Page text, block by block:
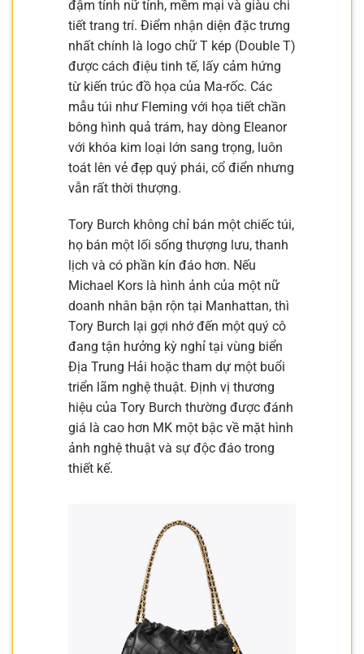
đậm tính nữ tính, mềm mại và giàu chi
tiết trang trí. Điểm nhận diện đặc trưng
nhất chính là logo chữ T kép (Double T)
được cách điệu tinh tế, lấy cảm hứng
từ kiến trúc đồ họa của Ma-rốc. Các
mẫu túi như Fleming với họa tiết chần
bông hình quả trám, hay dòng Eleanor
với khóa kim loại lớn sang trọng, luôn
toát lên vẻ đẹp quý phái, cổ điển nhưng
vẫn rất thời thượng.
Tory Burch không chỉ bán một chiếc túi,
họ bán một lối sống thượng lưu, thanh
lịch và có phần kín đáo hơn. Nếu
Michael Kors là hình ảnh của một nữ
doanh nhân bận rộn tại Manhattan, thì
Tory Burch lại gợi nhớ đến một quý cô
đang tận hưởng kỳ nghỉ tại vùng biển
Địa Trung Hải hoặc tham dự một buổi
triển lãm nghệ thuật. Định vị thương
hiệu của Tory Burch thường được đánh
giá là cao hơn MK một bậc về mặt hình
ảnh nghệ thuật và sự độc đáo trong
thiết kế.